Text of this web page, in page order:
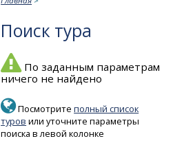
Поиск тура
По заданным параметрам
ничего не найдено
Посмотритеполный список
туров или уточните параметры
поиска в левой колонке